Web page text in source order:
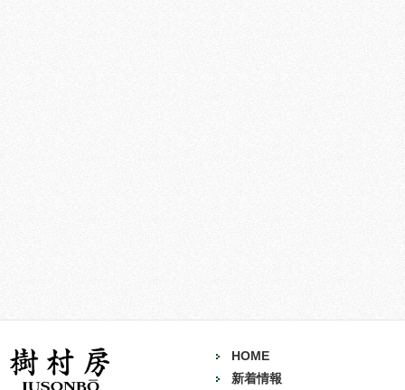
HOME
新着情報